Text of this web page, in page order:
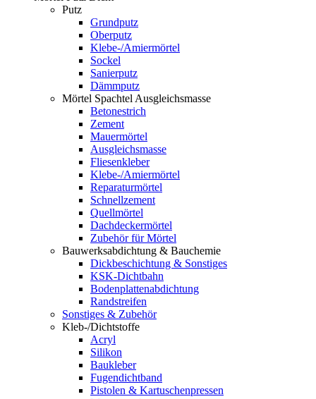
Putz
Grundputz
Oberputz
Klebe-/Amiermörtel
Sockel
Sanierputz
Dämmputz
Mörtel Spachtel Ausgleichsmasse
Betonestrich
Zement
Mauermörtel
Ausgleichsmasse
Fliesenkleber
Klebe-/Amiermörtel
Reparaturmörtel
Schnellzement
Quellmörtel
Dachdeckermörtel
Zubehör für Mörtel
Bauwerksabdichtung & Bauchemie
Dickbeschichtung & Sonstiges
KSK-Dichtbahn
Bodenplattenabdichtung
Randstreifen
Sonstiges & Zubehör
Kleb-/Dichtstoffe
Acryl
Silikon
Baukleber
Fugendichtband
Pistolen & Kartuschenpressen